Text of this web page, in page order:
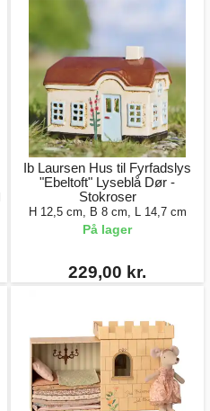
Ib Laursen Hus til Fyrfadslys
"Ebeltoft" Lyseblå Dør -
Stokroser
H 12,5 cm, B 8 cm, L 14,7 cm
På lager
229,00 kr.